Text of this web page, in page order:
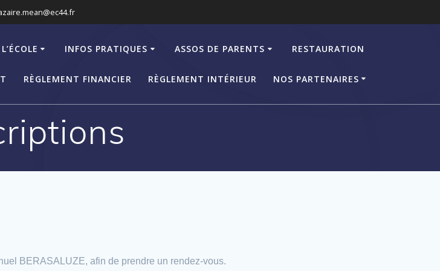
INFOS PRATIQUES ASSOS DE PARENTS RESTAURATION
RÈGLEMENT FINANCIER RÈGLEMENT INTÉRIEUR NOS PARTENAIRES
BERASALUZE, afin de prendre un rendez-vous.